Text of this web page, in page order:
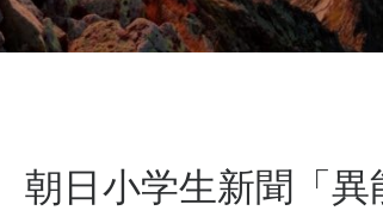
朝日小学生新聞「